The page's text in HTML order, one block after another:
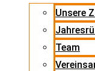
Unsere
Team